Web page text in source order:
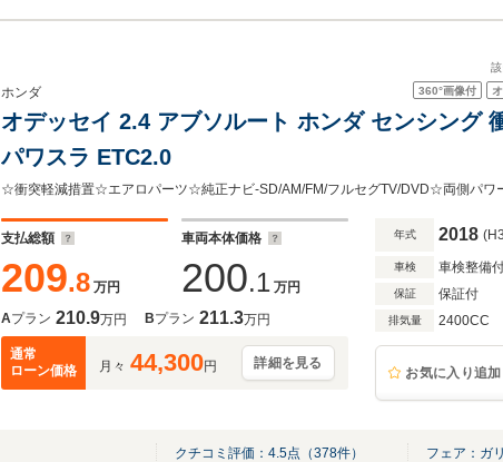
該
360°画像付
ホンダ
オデッセイ 2.4 アブソルート ホンダ センシング
パワスラ ETC2.0
支払総額
209.8 万円
車両本体価格
200.1 万円
Aプラン 210.9万円 Bプラン 211.3万円
通常
ローン価格
月々 44,300円 詳細を見る
年式 2018
車検 車検整備
保証 保証付
排気量 2400CC
お気に入り追加
クチコミ評価： 4.5点（378件）
フェア：ガ